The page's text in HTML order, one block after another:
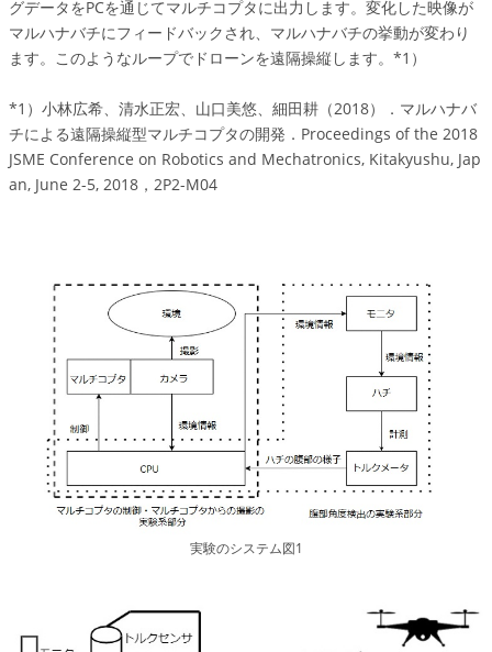
グデータをPCを通じてマルチコプタに出力します。変化した映像が
マルハナバチにフィードバックされ、マルハナバチの挙動が変わり
ます。このようなループでドローンを遠隔操縦します。*1）
*1）小林広希、清水正宏、山口美悠、細田耕（2018）．マルハナバ
チによる遠隔操縦型マルチコプタの開発．Proceedings of the 2018
JSME Conference on Robotics and Mechatronics, Kitakyushu, Jap
an, June 2-5, 2018，2P2-M04
実験のシステム図1